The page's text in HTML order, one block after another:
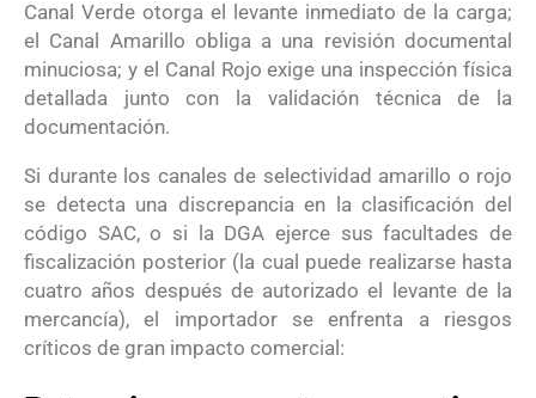
Canal Verde otorga el levante inmediato de la carga;
el Canal Amarillo obliga a una revisión documental
minuciosa; y el Canal Rojo exige una inspección física
detallada junto con la validación técnica de la
documentación.
Si durante los canales de selectividad amarillo o rojo
se detecta una discrepancia en la clasificación del
código SAC, o si la DGA ejerce sus facultades de
fiscalización posterior (la cual puede realizarse hasta
cuatro años después de autorizado el levante de la
mercancía), el importador se enfrenta a riesgos
críticos de gran impacto comercial :